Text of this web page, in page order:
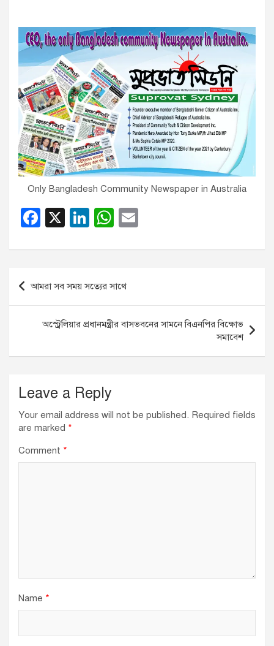
Only Bangladesh Community Newspaper in Australia
F
c
e
b
o
o
k
X
Li
k
dI
n
W
at
s
A
p
p
ail
Post
navigation
আমরা সব সময় সত্যের সাথে
অস্ট্রেলিয়ার প্রধানমন্ত্রীর বাসভবনের সামনে বিএনপির বিক্ষোভ
সমাবেশ
Leave a Reply
Your email address will not be published. Required fields
are marked *
Comment *
Name *